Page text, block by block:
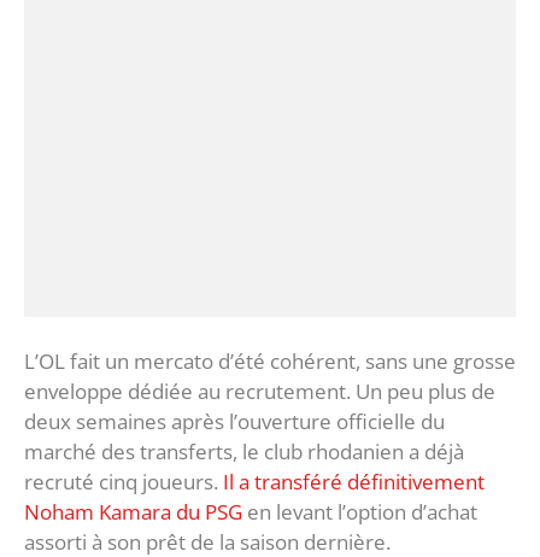
L’OL fait un mercato d’été cohérent, sans une grosse
enveloppe dédiée au recrutement. Un peu plus de
deux semaines après l’ouverture officielle du
marché des transferts, le club rhodanien a déjà
recruté cinq joueurs. Il a transféré définitivement
Noham Kamara du PSG en levant l’option d’achat
assorti à son prêt de la saison dernière.